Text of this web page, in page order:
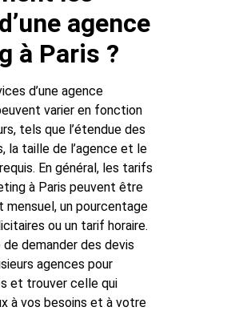
agence
à Paris ?
d’une agence
varier en fonction
tels que l’étendue des
la taille de l’agence et le
En général, les tarifs
à Paris peuvent être
mensuel, un pourcentage
ou un tarif horaire.
demander des devis
agences pour
et trouver celle qui
à vos besoins et à votre